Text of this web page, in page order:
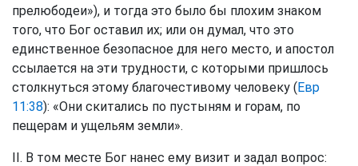
прелюбодеи»), и тогда это было бы плохим знаком
того, что Бог оставил их; или он думал, что это
единственное безопасное для него место, и апостол
ссылается на эти трудности, с которыми пришлось
столкнуться этому благочестивому человеку (Евр
11:38): «Они скитались по пустыням и горам, по
пещерам и ущельям земли».
II. В том месте Бог нанес ему визит и задал вопрос: